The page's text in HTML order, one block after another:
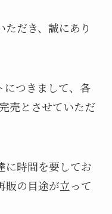
だき、誠にあり
つきまして、各
売とさせていただ
に時間を要してお
販の目途が立って